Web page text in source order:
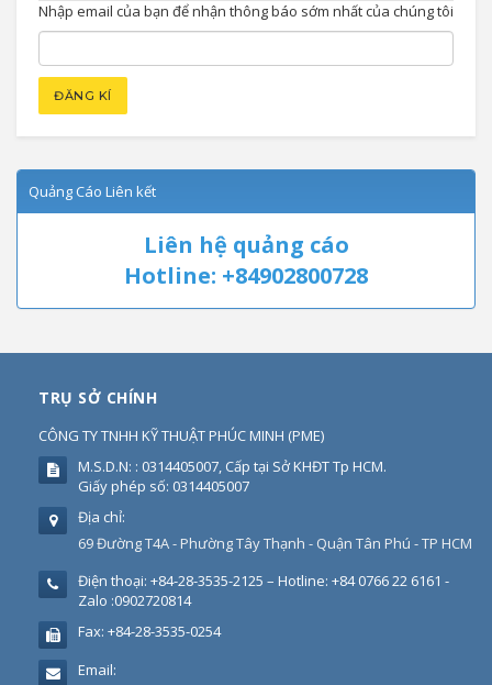
Nhập email của bạn để nhận thông báo sớm nhất của chúng tôi
Quảng Cáo Liên kết
Liên hệ quảng cáo
Hotline: +84902800728
TRỤ SỞ CHÍNH
CÔNG TY TNHH KỸ THUẬT PHÚC MINH (PME)
M.S.D.N: : 0314405007, Cấp tại Sở KHĐT Tp HCM.
Giấy phép số: 0314405007
Địa chỉ:
69 Đường T4A - Phường Tây Thạnh - Quận Tân Phú - TP HCM
Điện thoại: +84-28-3535-2125 – Hotline: +84 0766 22 6161 -
Zalo :0902720814
Fax: +84-28-3535-0254
Email: